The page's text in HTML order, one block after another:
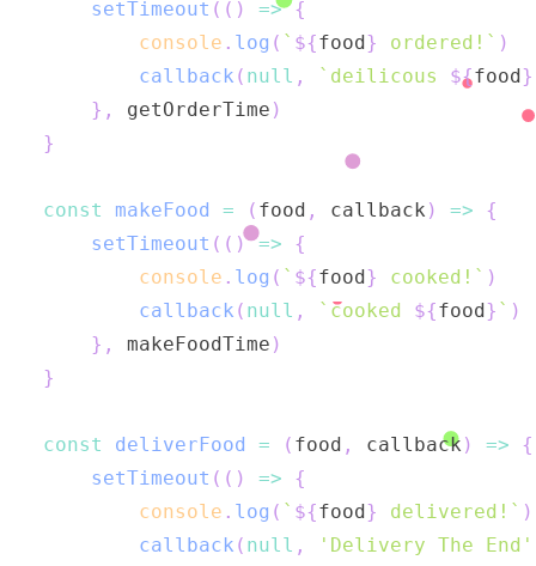
setTimeout ( ( ) => {
console . log ( ` ${food } ordered! ` )
callback ( null , ` deilicous ${food }
} , getOrderTime )
}
const makeFood = ( food , callback ) =>
{
setTimeout ( ( ) =>
{
console . log ( ` ${food } cooked! ` )
callback ( null , ` cooked ${food } ` )
} , makeFoodTime )
}
const deliverFood = ( food , callback ) =>
{
setTimeout ( ( ) =>
{
console . log ( ` ${food } delivered! ` )
callback ( null , 'Delivery The End'